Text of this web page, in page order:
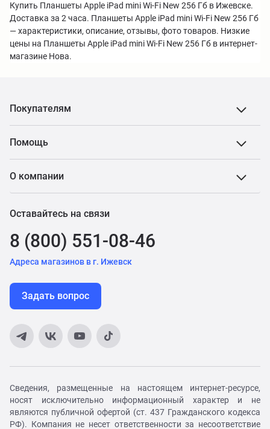
Купить Планшеты Apple iPad mini Wi-Fi New 256 Гб в Ижевске.
Доставка за 2 часа. Планшеты Apple iPad mini Wi-Fi New 256 Гб
— характеристики, описание, отзывы, фото товаров. Низкие
цены на Планшеты Apple iPad mini Wi-Fi New 256 Гб в интернет-
магазине Нова.
Покупателям
Помощь
О компании
Оставайтесь на связи
8 (800) 551-08-46
Адреса магазинов в г. Ижевск
Задать вопрос
Сведения, размещенные на настоящем интернет-ресурсе,
носят исключительно информационный характер и не
являются публичной офертой (ст. 437 Гражданского кодекса
РФ). Компания не несет ответственности за несоответствие